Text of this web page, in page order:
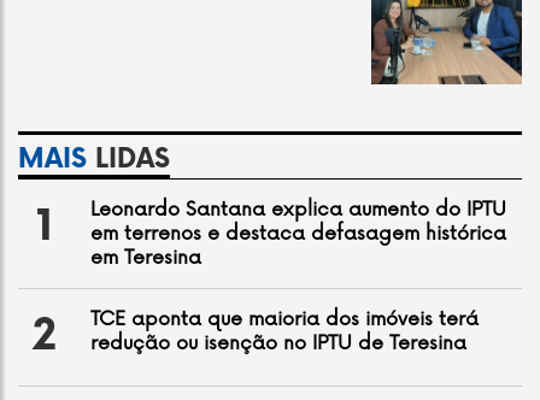
MAIS LIDAS
1
Leonardo Santana explica aumento do IPTU
em terrenos e destaca defasagem histórica
em Teresina
2
TCE aponta que maioria dos imóveis terá
redução ou isenção no IPTU de Teresina